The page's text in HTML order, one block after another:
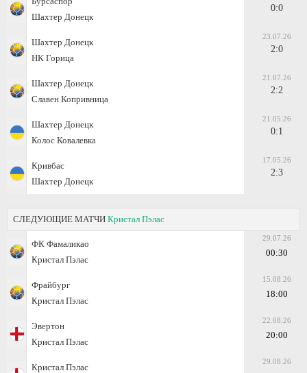
Шахтер Донецк
0:0
Шахтер Донецк
НК Горица
23.07.26
2:0
Шахтер Донецк
Славен Копривница
21.07.26
2:2
Шахтер Донецк
Колос Ковалевка
21.05.26
0:1
Кривбас
Шахтер Донецк
17.05.26
2:3
СЛЕДУЮЩИЕ МАТЧИ Кристал Пэлас
ФК Фамаликао
Кристал Пэлас
29.07.26
00:30
Фрайбург
Кристал Пэлас
15.08.26
18:00
Эвертон
Кристал Пэлас
22.08.26
20:00
Кристал Пэлас
29.08.26